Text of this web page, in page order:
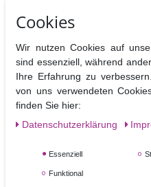
Nicht Spülmaschinen geeignet
Ähnliche Artikel
Cookies
Wir nutzen Cookies auf
sind essenziell, während
Ihre Erfahrung zu
von uns verwendeten
finden Sie hier:
Daten­schutz­erklärung
Essenziell
Funktional